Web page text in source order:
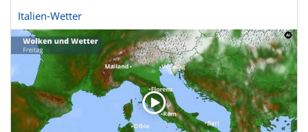
Italien-Wetter